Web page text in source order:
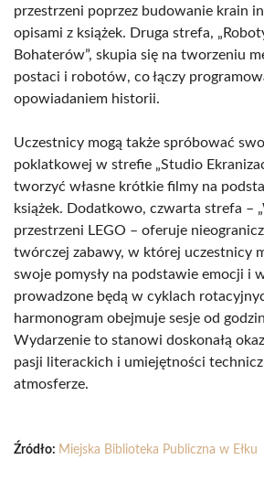
przestrzeni poprzez budowanie krain
opisami z książek. Druga strefa,
Bohaterów”, skupia się na tworzeniu
postaci i robotów, co łączy
opowiadaniem historii.
Uczestnicy mogą także spróbować
poklatkowej w strefie „Studio
tworzyć własne krótkie filmy na
książek. Dodatkowo, czwarta strefa –
przestrzeni LEGO – oferuje
twórczej zabawy, w której uczestnicy
swoje pomysły na podstawie emocji i
prowadzone będą w cyklach
harmonogram obejmuje sesje od
Wydarzenie to stanowi doskonałą
pasji literackich i umiejętności
atmosferze.
Źródło: Miejska Biblioteka Publiczna w Ełku